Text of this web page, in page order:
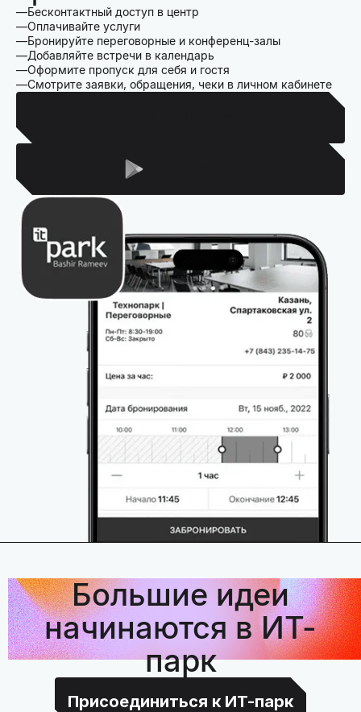
Бесконтактный доступ в центр
Оплачивайте услуги
Бронируйте переговорные и конференц-залы
Добавляйте встречи в календарь
Оформите пропуск для себя и гостя
Смотрите заявки, обращения, чеки в личном кабинете
Большие идеи
начинаются в ИТ-
парк
Присоединиться к ИТ-парк